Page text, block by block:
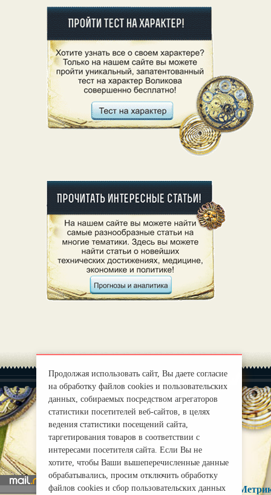
О нас |
mirprognoz@mail.ru
Продолжая использовать сайт, Вы даете согласие
на обработку файлов cookies и пользовательских
данных, собираемых посредством агрегаторов
статистики посетителей веб-сайтов, в целях
ведения статистики посещений сайта,
таргетирования товаров в соответствии с
интересами посетителя сайта. Если Вы не
хотите, чтобы Ваши вышеперечисленные данные
обрабатывались, просим отключить обработку
файлов cookies и сбор пользовательских данных